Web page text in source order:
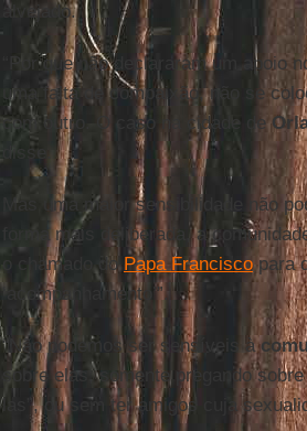
alvejado.
“Por que não declararam um apoio
uma falta de compaixão, não se
com outro. O caso na cidade de
disse.
Mas uma maior sensibilidade não
forma mais deliberada, a
o chamado doPapa Franciscopara
‘acompanhamento’”.
“Não podemos ser sensíveis à
sobre elas, somente pregando
las”, ou sem ter amigos cuja